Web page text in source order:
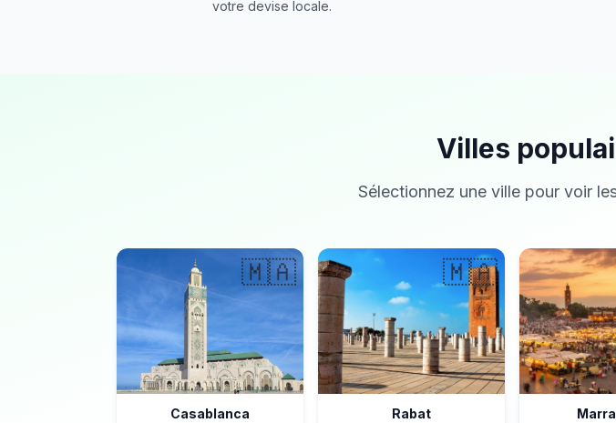
votre devise locale.
Villes
Sélectionnez une ville pour voir
🇲🇦
Casablanca
🇲🇦
Rabat